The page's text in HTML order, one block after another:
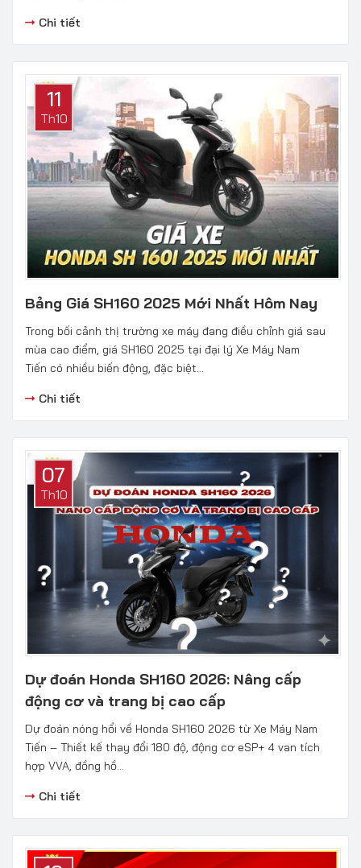
Chi tiết
11
Th10
Bảng Giá SH160 2025 Mới Nhất Hôm Nay
Trong bối cảnh thị trường xe máy đang điều chỉnh giá sau
mùa cao điểm, giá SH160 2025 tại đại lý Xe Máy Nam
Tiến có nhiều biến động, đặc biệt...
Chi tiết
07
Th10
Dự đoán Honda SH160 2026: Nâng cấp
động cơ và trang bị cao cấp
Dự đoán nóng hổi về Honda SH160 2026 từ Xe Máy Nam
Tiến – Thiết kế thay đổi 180 độ, động cơ eSP+ 4 van tích
hợp VVA, đồng hồ...
Chi tiết